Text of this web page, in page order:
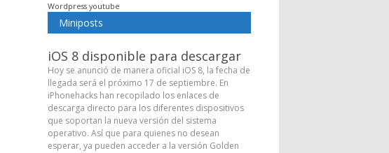
Wordpress youtube
Miniposts
iOS 8 disponible para descargar
Hoy se anunció de manera oficial iOS 8, la fecha de
llegada será el próximo 17 de septiembre. En
iPhonehacks han recopilado los enlaces de
descarga directo para los diferentes dispositivos
que soportan la nueva versión del sistema
operativo. Así que para quienes no desean
esperar, ya pueden acceder a la versión Golden